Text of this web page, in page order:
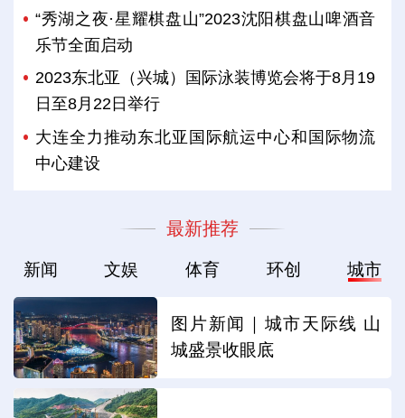
“秀湖之夜·星耀棋盘山”2023沈阳棋盘山啤酒音
乐节全面启动
2023东北亚（兴城）国际泳装博览会将于8月19
日至8月22日举行
大连全力推动东北亚国际航运中心和国际物流
中心建设
最新推荐
新闻 文娱 体育 环创 城市
图片新闻｜城市天际线 山
城盛景收眼底